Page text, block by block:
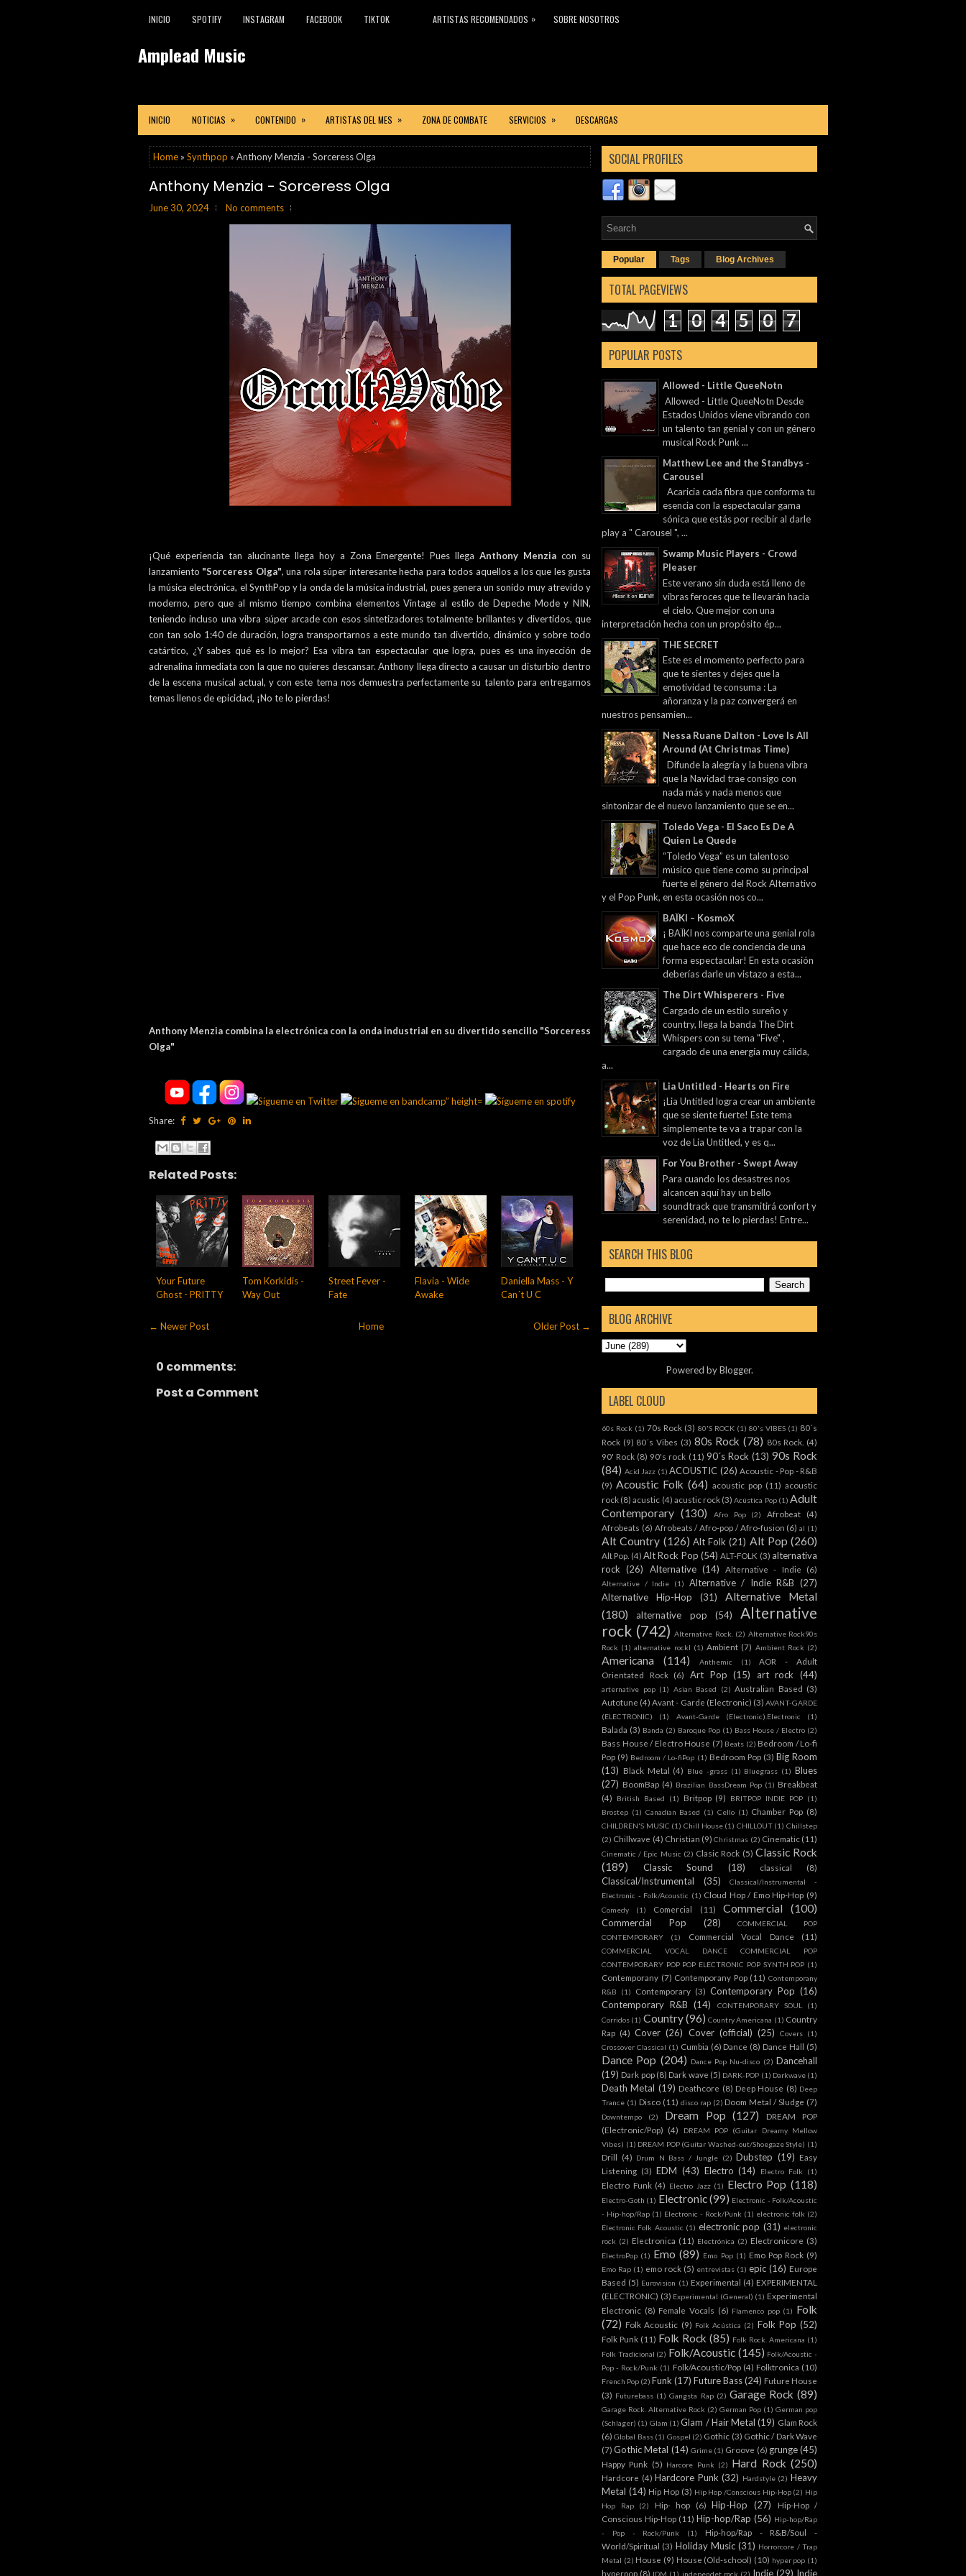
INICIO SPOTIFY INSTAGRAM FACEBOOK TIKTOK ARTISTAS RECOMENDADOS » SOBRE NOSOTROS
Amplead Music
INICIO NOTICIAS » CONTENIDO » ARTISTAS DEL MES » ZONA DE COMBATE SERVICIOS » DESCARGAS
Home » Synthpop » Anthony Menzia - Sorceress Olga
Anthony Menzia - Sorceress Olga
June 30, 2024 No comments
¡Qué experiencia tan alucinante llega hoy a Zona Emergente! Pues llegaAnthony Menziacon su
lanzamiento "Sorceress Olga", una rola súper interesante hecha para todos aquellos a los que les gusta
la música electrónica, el SynthPop y la onda de la música industrial, pues genera un sonido muy atrevido y
moderno, pero que al mismo tiempo combina elementos Vintage al estilo de Depeche Mode y NIN,
teniendo incluso una vibra súper arcade con esos sintetizadores totalmente brillantes y divertidos, que
con tan solo 1:40 de duración, logra transportarnos a este mundo tan divertido, dinámico y sobre todo
catártico, ¿Y sabes qué es lo mejor? Esa vibra tan espectacular que logra, pues es una inyección de
adrenalina inmediata con la que no quieres descansar. Anthony llega directo a causar un disturbio dentro
de la escena musical actual, y con este tema nos demuestra perfectamente su talento para entregarnos
temas llenos de epicidad, ¡No te lo pierdas!
Anthony Menzia combina la electrónica con la onda industrial en su divertido sencillo "Sorceress
Olga"
Share:
Related Posts:
Your Future
Ghost - PRITTY
Tom Korkidis -
Way Out
Street Fever -
Fate
Flavia - Wide
Awake
Daniella Mass - Y
Can´t U C
← Newer Post Older Post →
Home
0 comments:
Post a Comment
SOCIAL PROFILES
Popular Tags Blog Archives
TOTAL PAGEVIEWS
1 0 4 5 0 7
POPULAR POSTS
Allowed - Little QueeNotn
Allowed - Little QueeNotn Desde
Estados Unidos viene vibrando con
un talento tan genial y con un género
musical Rock Punk ...
Matthew Lee and the Standbys -
Carousel
Acaricia cada fibra que conforma tu
esencia con la espectacular gama
sónica que estás por recibir al darle
play a " Carousel ", ...
Swamp Music Players - Crowd
Pleaser
Este verano sin duda está lleno de
vibras feroces que te llevarán hacia
el cielo. Que mejor con una
interpretación hecha con un propósito ép...
THE SECRET
Este es el momento perfecto para
que te sientes y dejes que la
emotividad te consuma : La
añoranza y la paz convergerá en
nuestros pensamien...
Nessa Ruane Dalton - Love Is All
Around (At Christmas Time)
Difunde la alegría y la buena vibra
que la Navidad trae consigo con
nada más y nada menos que
sintonizar de el nuevo lanzamiento que se en...
Toledo Vega - El Saco Es De A
Quien Le Quede
“Toledo Vega” es un talentoso
músico que tiene como su principal
fuerte el género del Rock Alternativo
y el Pop Punk, en esta ocasión nos co...
BAÏKI – KosmoX
¡ BAÏKI nos comparte una genial rola
que hace eco de conciencia de una
forma espectacular! En esta ocasión
deberías darle un vistazo a esta...
The Dirt Whisperers - Five
Cargado de un estilo sureño y
country, llega la banda The Dirt
Whispers con su tema "Five" ,
cargado de una energía muy cálida,
a...
Lia Untitled - Hearts on Fire
¡Lia Untitled logra crear un ambiente
que se siente fuerte! Este tema
simplemente te va a trapar con la
voz de Lia Untitled, y es q...
For You Brother - Swept Away
Para cuando los desastres nos
alcancen aquí hay un bello
soundtrack que transmitirá confort y
serenidad, no te lo pierdas! Entre...
SEARCH THIS BLOG
BLOG ARCHIVE
Powered byBlogger.
LABEL CLOUD
60s Rock (1) 70s Rock (3) 80'S ROCK (1) 80's VIBES (1) 80´s
Rock (9) 80´s Vibes (3) 80s Rock (78) 80s Rock. (4)
90' Rock (8) 90's rock (11) 90´s Rock (13) 90s Rock
(84) Acid Jazz (1) ACOUSTIC (26) Acoustic - Pop - R&B
(9) Acoustic Folk (64) acoustic pop (11) acoustic
rock (8) acustic (4) acustic rock (3) Acústica Pop (1) Adult
Contemporary (130) Afro Pop (2) Afrobeat
(4)
Afrobeats (6) Afrobeats / Afro-pop / Afro-fusion (6) al (1)
Alt Country (126) Alt Folk (21) Alt Pop (260)
Alt Pop. (4) Alt Rock Pop (54) ALT-FOLK (3) alternativa
rock (26) Alternative (14) Alternative - Indie (6)
Alternative / Indie (1) Alternative / Indie R&B (27)
Alternative Hip-Hop
(31)
Alternative Metal
(180)
alternative pop (54)
Alternative
rock (742) Alternative Rock. (2) Alternative Rock90s
Rock (1) alternative rockl (1) Ambient (7) Ambient Rock (2)
Americana (114) Anthemic (1)
AOR - Adult
Orientated Rock (6) Art Pop (15) art rock (44)
arternative pop (1) Asian Based (2) Australian Based (3)
Autotune (4) Avant - Garde (Electronic) (3) AVANT-GARDE
(ELECTRONIC)
(1) Avant-Garde (Electronic).Electronic (1)
Balada (3) Banda (2) Baroque Pop (1) Bass House / Electro (2)
Bass House / Electro House (7) Beats (2) Bedroom / Lo-fi
Pop (9) Bedroom / Lo-fiPop (1) Bedroom Pop (3) Big Room
(13) Black Metal (4) Blue -grass (1) Bluegrass (1) Blues
(27) BoomBap (4) Brazilian BassDream Pop (1) Breakbeat
(4)
British Based (1) Britpop (9) BRITPOP INDIE POP (1)
Brostep (1) Canadian Based (1) Cello (1) Chamber Pop (8)
CHILDREN'S MUSIC (1) Chill House (1) CHILLOUT (1) Chillstep
(2) Chillwave (4) Christian (9) Christmas (2) Cinematic (11)
Cinematic / Epic Music (2) Clasic Rock (5) Classic Rock
(189)
Classic Sound (18) classical (8)
Classical/Instrumental (35)
Classical/Instrumental -
Electronic - Folk/Acoustic (1) Cloud Hop / Emo Hip-Hop (9)
Comedy (1) Comercial (11) Commercial (100)
Commercial Pop (28)
COMMERCIAL POP
CONTEMPORARY
(1) Commercial Vocal Dance (11)
COMMERCIAL VOCAL DANCE COMMERCIAL POP
CONTEMPORARY POP POP ELECTRONIC POP SYNTH POP (1)
Contemporany (7) Contemporany Pop (11) Contemporany
R&B
(1) Contemporary (3) Contemporary Pop (16)
Contemporary R&B (14) CONTEMPORARY SOUL
(1)
Corridos (1) Country(96) Country Americana (1) Country
Rap (4) Cover (26) Cover (official) (25) Covers (1)
Crossover Classical (1) Cumbia (6) Dance (8) Dance Hall (5)
Dance Pop (204) Dance Pop Nu-disco (2) Dancehall
(19) Dark pop (8) Dark wave (5) DARK-POP (1) Darkwave (1)
Death Metal (19) Deathcore (8) Deep House (8) Deep
Trance (1) Disco (11) disco rap (2) Doom Metal / Sludge (7)
Downtempo (2) Dream Pop (127)
DREAM POP
(Electronic/Pop) (4)
DREAM POP (Guitar Dreamy Mellow
Vibes) (1) DREAM POP (Guitar Washed-out/Shoegaze Style) (1)
Drill (4) Drum N Bass / Jungle (2) Dubstep (19) Easy
Listening (3) EDM (43) Electro (14) Electro Folk (1)
Electro Funk (4) Electro Jazz (1) Electro Pop (118)
Electro-Goth (1) Electronic(99) Electronic - Folk/Acoustic
- Hip-hop/Rap (1) Electronic - Rock/Punk (1) electronic folk (2)
Electronic Folk Acoustic (1) electronic pop (31) electronic
rock (2) Electronica (11) Electrónica (2) Electronicore (3)
ElectroPop (1) Emo (89) Emo Pop (1) Emo Pop Rock (9)
Emo Rap (1) emo rock (5) entrevistas (1) epic (16) Europe
Based (5) Eurovision (1) Experimental (4) EXPERIMENTAL
(ELECTRONIC) (3) Experimental (General) (1) Experimental
Electronic (8) Female Vocals (6) Flamenco pop (1) Folk
(72) Folk Acoustic (9) Folk Acústica (2) Folk Pop (52)
Folk Punk (11) Folk Rock (85) Folk Rock. Americana (1)
Folk Tradicional (2) Folk/Acoustic (145) Folk/Acoustic -
Pop - Rock/Punk (1) Folk/Acoustic/Pop (4) Folktronica (10)
French Pop (2) Funk (17) Future Bass(24) Future House
(3) Futurebass (1) Gangsta Rap (2) Garage Rock (89)
Garage Rock. Alternative Rock (2) German Pop (1) German pop
(Schlager) (1) Glam (1) Glam / Hair Metal (19) Glam Rock
(6) Global Bass (1) Gospel (2) Gothic (3) Gothic / Dark Wave
(7) Gothic Metal (14) Grime (1) Groove (6) grunge (45)
Happy Punk (5) Harcore Punk (2) Hard Rock (250)
Hardcore (4) Hardcore Punk (32) Hardstyle (2) Heavy
Metal (14) Hip Hop (3) Hip Hop /Conscious Hip-Hop (2) Hip
Hop Rap
(2) Hip- hop (6) Hip-Hop (27)
Hip-Hop /
Conscious Hip-Hop (11) Hip-hop/Rap (56) Hip-hop/Rap
- Pop - Rock/Punk
(1)
Hip-hop/Rap - R&B/Soul -
World/Spiritual (3) Holiday Music (31) Horrorcore / Trap
Metal (2) House (9) House (Old-school) (10) hyper pop (1)
hyperpop (8) IDM (1) independet rock (2) Indie (29) Indie